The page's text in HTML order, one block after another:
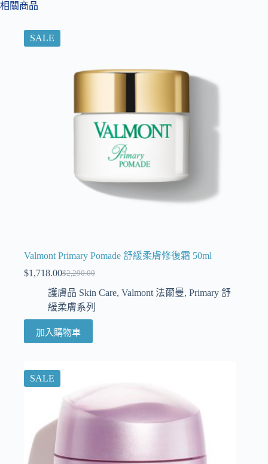
相關商品
SALE
Valmont Primary Pomade 舒緩柔膚修復霜 50ml
$2,290.00
$1,718.00
護膚品 Skin Care, Valmont 法爾曼, Primary 舒
緩柔膚系列
加入購物車
SALE